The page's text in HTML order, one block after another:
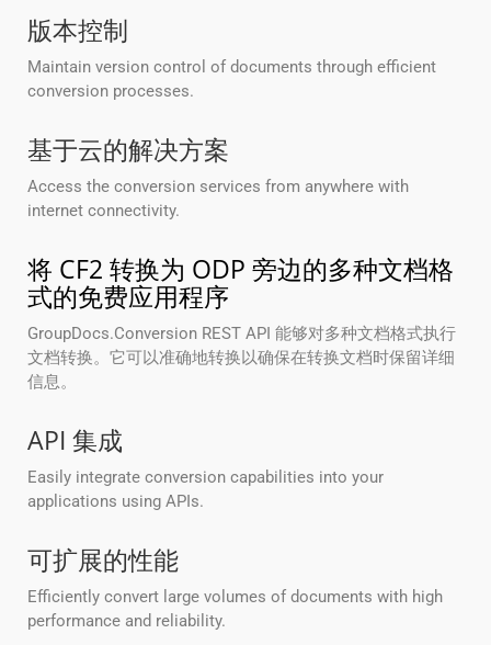
版本控制
Maintain version control of documents through efficient
conversion processes.
基于云的解决方案
Access the conversion services from anywhere with
internet connectivity.
将 CF2 转换为 ODP 旁边的多种文档格
式的免费应用程序
GroupDocs.Conversion REST API 能够对多种文档格式执行
文档转换。它可以准确地转换以确保在转换文档时保留详细
信息。
API 集成
Easily integrate conversion capabilities into your
applications using APIs.
可扩展的性能
Efficiently convert large volumes of documents with high
performance and reliability.